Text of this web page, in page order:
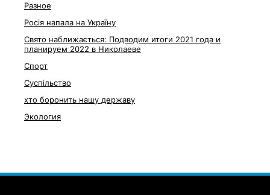
Разное
Росія напала на Україну
Свято наближається: Подводим итоги 2021 года и
планируем 2022 в Николаеве
Спорт
Суспільство
хто боронить нашу державу
Экология